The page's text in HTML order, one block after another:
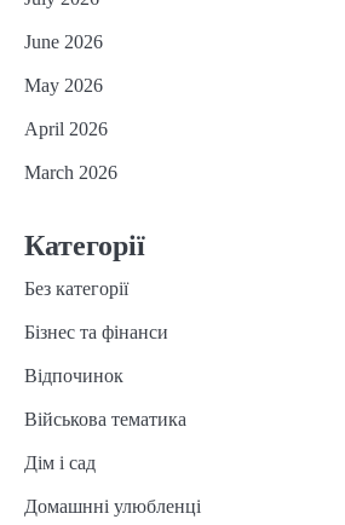
June 2026
May 2026
April 2026
March 2026
Категорії
Без категорії
Бізнес та фінанси
Відпочинок
Військова тематика
Дім і сад
Домашнні улюбленці